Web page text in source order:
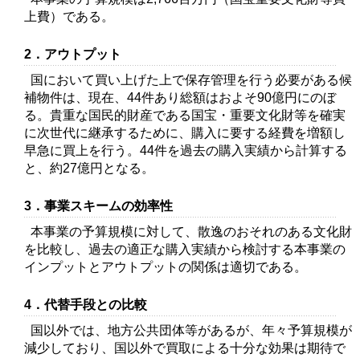
上費）である。
2．アウトプット
国において買い上げた上で保存管理を行う必要がある候
補物件は、現在、44件あり総額はおよそ90億円にのぼ
る。貴重な国民的財産である国宝・重要文化財等を確実
に次世代に継承するために、購入に要する経費を増額し
早急に買上を行う。44件を過去の購入実績から計算する
と、約27億円となる。
3．事業スキームの効率性
本事業の予算規模に対して、散逸のおそれのある文化財
を比較し、過去の適正な購入実績から検討する本事業の
インプットとアウトプットの関係は適切である。
4．代替手段との比較
国以外では、地方公共団体等があるが、年々予算規模が
減少しており、国以外で買取による十分な効果は期待で